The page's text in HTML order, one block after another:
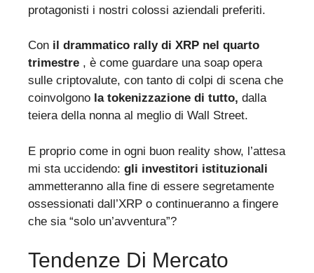
protagonisti i nostri colossi aziendali preferiti.
Con il drammatico rally di XRP nel quarto
trimestre , è come guardare una soap opera
sulle criptovalute, con tanto di colpi di scena che
coinvolgono la tokenizzazione di tutto, dalla
teiera della nonna al meglio di Wall Street.
E proprio come in ogni buon reality show, l’attesa
mi sta uccidendo: gli investitori istituzionali
ammetteranno alla fine di essere segretamente
ossessionati dall’XRP o continueranno a fingere
che sia “solo un’avventura”?
Tendenze Di Mercato